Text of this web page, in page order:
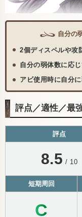
自分の
2個ディスペルや攻
自分の弱体数に応
アビ使用時に自分
評点／適性／最
評点
8.5 / 10
短期周回
C